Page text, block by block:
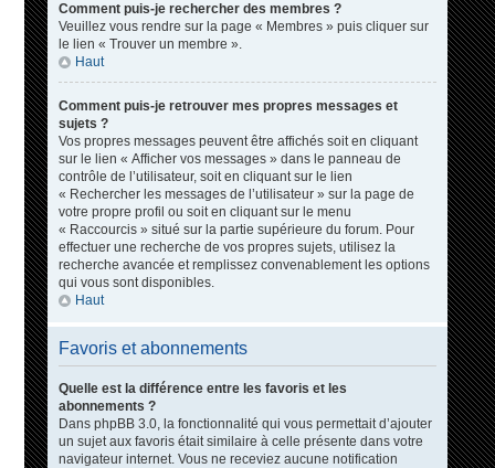
Comment puis-je rechercher des membres ?
Veuillez vous rendre sur la page « Membres » puis cliquer sur
le lien « Trouver un membre ».
Haut
Comment puis-je retrouver mes propres messages et
sujets ?
Vos propres messages peuvent être affichés soit en cliquant
sur le lien « Afficher vos messages » dans le panneau de
contrôle de l’utilisateur, soit en cliquant sur le lien
« Rechercher les messages de l’utilisateur » sur la page de
votre propre profil ou soit en cliquant sur le menu
« Raccourcis » situé sur la partie supérieure du forum. Pour
effectuer une recherche de vos propres sujets, utilisez la
recherche avancée et remplissez convenablement les options
qui vous sont disponibles.
Haut
Favoris et abonnements
Quelle est la différence entre les favoris et les
abonnements ?
Dans phpBB 3.0, la fonctionnalité qui vous permettait d’ajouter
un sujet aux favoris était similaire à celle présente dans votre
navigateur internet. Vous ne receviez aucune notification